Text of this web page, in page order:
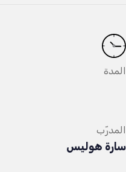
المدة
المدرّب
سارة هوليس